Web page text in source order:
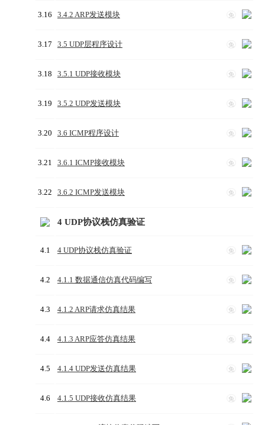
3.16 免
3.4.2 ARP发送模块
3.17 免
3.5 UDP层程序设计
3.18 免
3.5.1 UDP接收模块
3.19 免
3.5.2 UDP发送模块
3.20 免
3.6 ICMP程序设计
3.21 免
3.6.1 ICMP接收模块
3.22 免
3.6.2 ICMP发送模块
4 UDP协议栈仿真验证
4.1 免
4 UDP协议栈仿真验证
4.2 免
4.1.1 数据通信仿真代码编写
4.3 免
4.1.2 ARP请求仿真结果
4.4 免
4.1.3 ARP应答仿真结果
4.5 免
4.1.4 UDP发送仿真结果
4.6 免
4.1.5 UDP接收仿真结果